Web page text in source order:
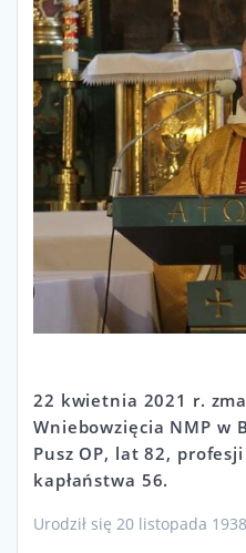
22 kwietnia 2021 r.
Wniebowzięcia NMP w
Pusz OP, lat 82,
kapłaństwa 56.
Urodził się 20 listopada